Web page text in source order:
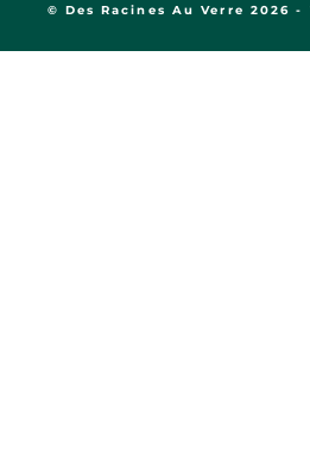
© Des Racines Au Verre 2026 -